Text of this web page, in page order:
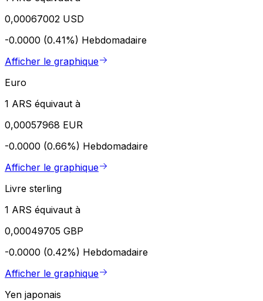
0,00067002 USD
-0.0000 (0.41%) Hebdomadaire
Afficher le graphique
Euro
1 ARS équivaut à
0,00057968 EUR
-0.0000 (0.66%) Hebdomadaire
Afficher le graphique
Livre sterling
1 ARS équivaut à
0,00049705 GBP
-0.0000 (0.42%) Hebdomadaire
Afficher le graphique
Yen japonais